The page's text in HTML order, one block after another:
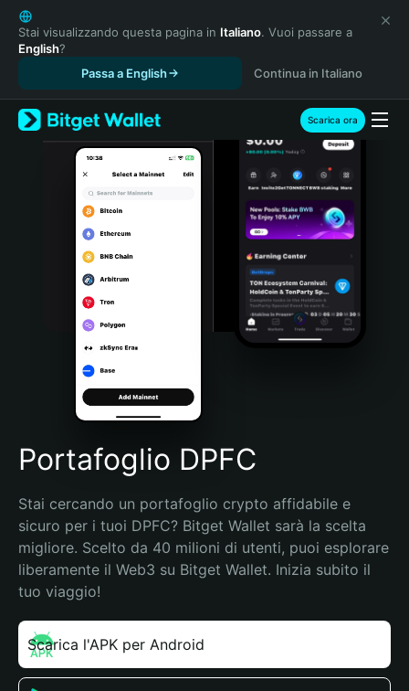
English
日本語
Tiếng Việt
Español (Latinoamérica)
Türkçe
Italiano
Português (Portugal)
Bahasa Indonesia
Português (Brasil)
Español (Argentina)
Stai visualizzando questa pagina in Italiano. Vuoi passare a
English?
Passa a English
Continua in Italiano
Scarica ora
Portafoglio DPFC
Stai cercando un portafoglio crypto affidabile e
sicuro per i tuoi DPFC? Bitget Wallet sarà la scelta
migliore. Scelto da 40 milioni di utenti, puoi esplorare
liberamente il Web3 su Bitget Wallet. Inizia subito il
tuo viaggio!
Scarica l'APK per Android